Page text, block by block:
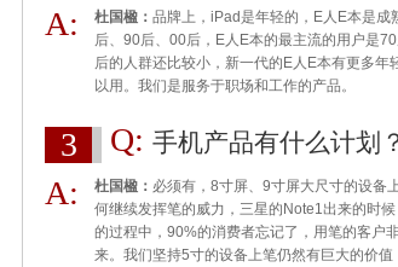
A: 杜国楹： 品牌上，iPad是年轻的，E人E本是
后、90后、00后，E人E本的最主流的用户是
后的人群还比较小，新一代的E人E本有更多年
以用。我们是服务于职场和工作的产品。
3 Q: 手机产品有什么计划
A: 杜国楹： 必须有，8寸屏、9寸屏大尺寸的设备
何继续发挥笔的威力，三星的Note1出来的时
的过程中，90%的消费者忘记了，用笔的客户
来。我们坚持5寸的设备上笔仍然有巨大的价值